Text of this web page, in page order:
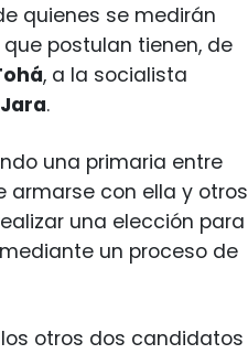
quienes se medirán
postulan tienen, de
, a la socialista
.
una primaria entre
armarse con ella y otros
una elección para
un proceso de
otros dos candidatos